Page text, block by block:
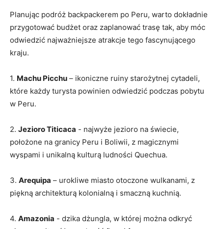
Planując podróż backpackerem po Peru, ‌warto dokładnie
przygotować budżet oraz zaplanować trasę tak, aby móc
odwiedzić⁤ najważniejsze atrakcje tego fascynującego
kraju.
1.⁤ Machu Picchu – ikoniczne ⁤ruiny‌ starożytnej⁢ cytadeli,
które każdy turysta powinien odwiedzić podczas pobytu
w Peru.
2.‍ Jezioro Titicaca ⁣- najwyże jezioro​ na ‍świecie,
położone na granicy Peru⁣ i Boliwii, z magicznymi
wyspami i unikalną kulturą ludności Quechua.
3. Arequipa – urokliwe miasto otoczone wulkanami, z
piękną architekturą kolonialną i‌ smaczną kuchnią.
4.‌ Amazonia ⁢- dzika dżungla, ⁤w której można odkryć